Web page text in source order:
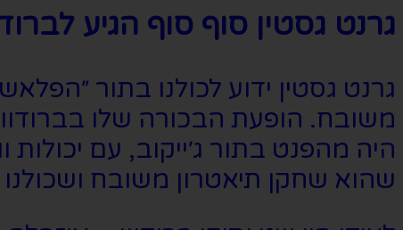
גרנט גסטין סוף סוף הגיע
גרנט גסטין ידוע לכולנו בתור
משובח. הופעת הבכורה שלו
היה מהפנט בתור ג׳ייקוב, עם יכולות
שהוא שחקן תיאטרון משובח